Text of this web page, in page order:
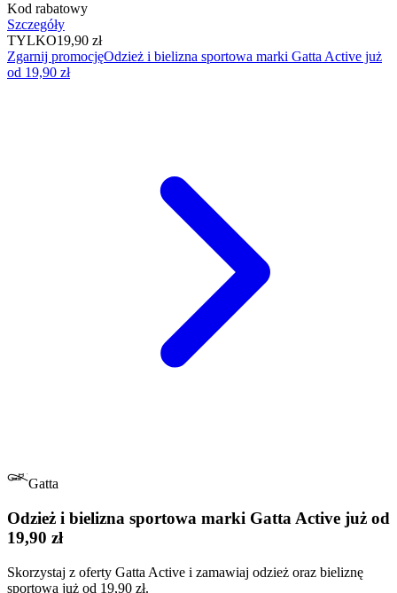
Kod rabatowy
Szczegóły
TYLKO19,90 zł
Zgarnij promocjęOdzież i bielizna sportowa marki Gatta Active już
od 19,90 zł
Gatta
Odzież i bielizna sportowa marki Gatta Active już od
19,90 zł
Skorzystaj z oferty Gatta Active i zamawiaj odzież oraz bieliznę
sportową już od 19,90 zł.